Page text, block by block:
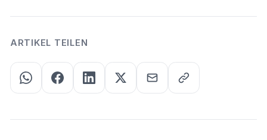
ARTIKEL TEILEN